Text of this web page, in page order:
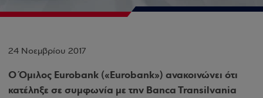
24 Νοεμβρίου 2017
Ο Όμιλος Eurobank («Eurobank») ανακοινώνει ότι
κατέληξε σε συμφωνία με την Banca Transilvania